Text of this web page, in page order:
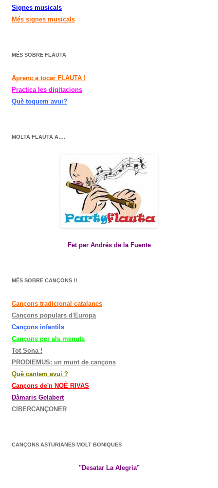
Signes musicals
Més signes musicals
MÉS SOBRE FLAUTA
Aprenc a tocar FLAUTA !
Practica les digitacions
Què toquem avui?
MOLTA FLAUTA A….
Fet per Andrés de la Fuente
MÉS SOBRE CANÇONS !!
Cançons tradicional catalanes
Cançons populars d'Europa
Cançons infantils
Cançons per als menuts
Tot Sona !
PRODIEMUS: un munt de cançons
Quê cantem avui ?
Cançons de'n NOÈ RIVAS
Dàmaris Gelabert
CIBERCANÇONER
CANÇONS ASTURIANES MOLT BONIQUES
"Desatar La Alegria"